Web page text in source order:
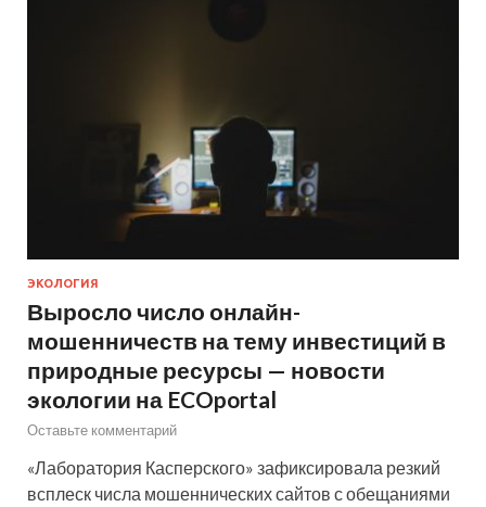
ЭКОЛОГИЯ
Выросло число онлайн-
мошенничеств на тему инвестиций в
природные ресурсы — новости
экологии на ECOportal
Оставьте комментарий
«Лаборатория Касперского» зафиксировала резкий
всплеск числа мошеннических сайтов с обещаниями